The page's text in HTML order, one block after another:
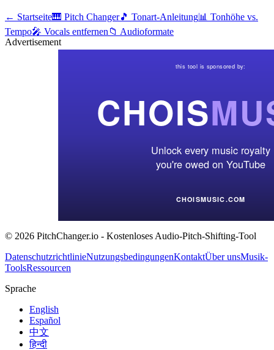
← Startseite🎹 Pitch Changer🎵 Tonart-Anleitung📊 Tonhöhe vs.
Tempo🎤 Vocals entfernen 📁 Audioformate
Advertisement
© 2026 PitchChanger.io - Kostenloses Audio-Pitch-Shifting-Tool
DatenschutzrichtlinieNutzungsbedingungenKontaktÜber unsMusik-
ToolsRessourcen
Sprache
English
Español
中文
हिन्दी